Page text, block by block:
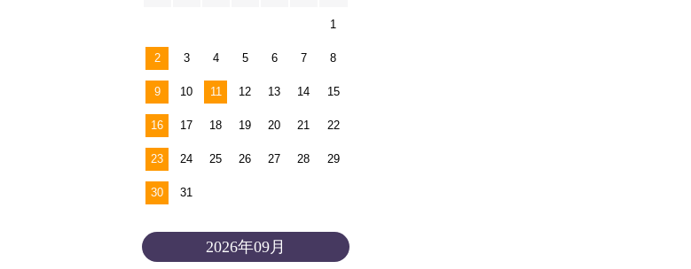
1
2 3 4 5 6 7 8
9 10 11 12 13 14 15
16 17 18 19 20 21 22
23 24 25 26 27 28 29
30 31
2026年09月